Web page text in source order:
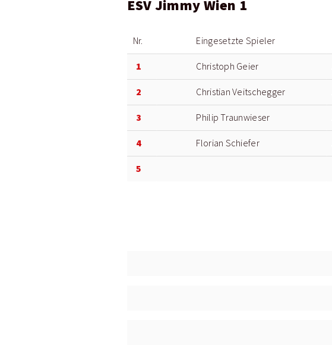
ESV Jimmy Wien 1
Nr. Eingesetzte Spieler
1 Christoph Geier
2 Christian Veitschegger
3 Philip Traunwieser
4 Florian Schiefer
5